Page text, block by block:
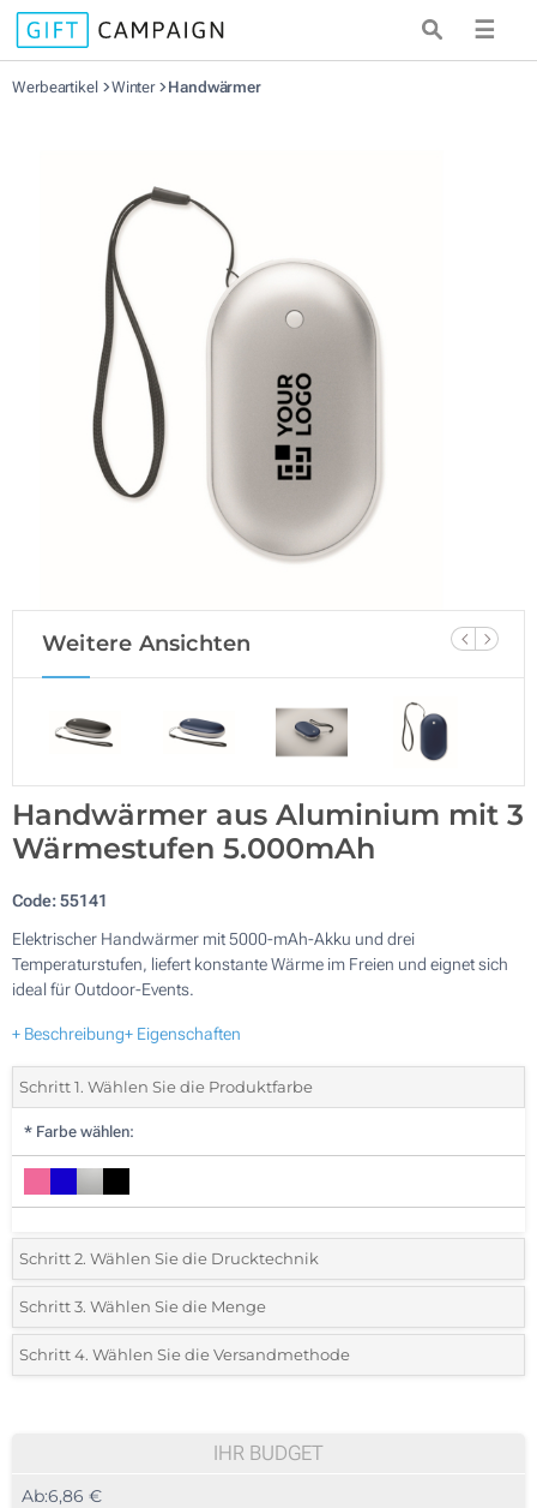
☰
Werbeartikel Winter Handwärmer
Weitere Ansichten
Handwärmer aus Aluminium mit 3
Wärmestufen 5.000mAh
Code:55141
Elektrischer Handwärmer mit 5000-mAh-Akku und drei
Temperaturstufen, liefert konstante Wärme im Freien und eignet sich
ideal für Outdoor-Events.
+ Beschreibung+ Eigenschaften
Schritt 1. Wählen Sie die Produktfarbe
* Farbe wählen:
Schritt 2. Wählen Sie die Drucktechnik
*Wählen Sie die Druck- und Farbtechniken für Ihr Logo:
1 Farbig (Auf einer Seite)
3 Farbig (Auf einer Seite)
Schritt 3. Wählen Sie die Menge
*Bitte wählen Sie Ihre gewünschte Menge
10
Schritt 4. Wählen Sie die Versandmethode
IHR BUDGET
Ab:6,86 €